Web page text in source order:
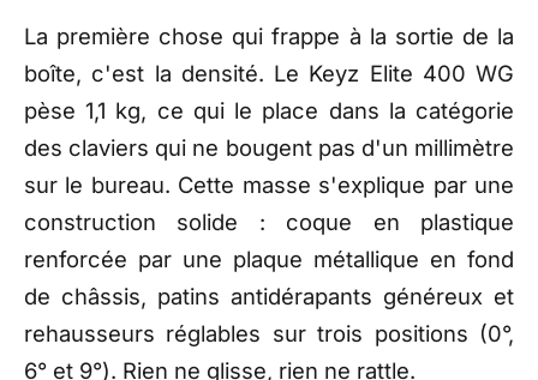
La première chose qui frappe à la sortie de la
boîte, c'est la densité. Le Keyz Elite 400 WG
pèse 1,1 kg, ce qui le place dans la catégorie
des claviers qui ne bougent pas d'un millimètre
sur le bureau. Cette masse s'explique par une
construction solide : coque en plastique
renforcée par une plaque métallique en fond
de châssis, patins antidérapants généreux et
rehausseurs réglables sur trois positions (0°,
6° et 9°). Rien ne glisse, rien ne rattle.